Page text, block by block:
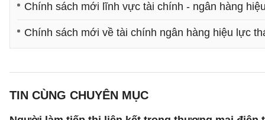
Chính sách mới lĩnh vực tài chính - ngân hàng
Chính sách mới về tài chính ngân hàng hiệu lực
TIN CÙNG CHUYÊN MỤC